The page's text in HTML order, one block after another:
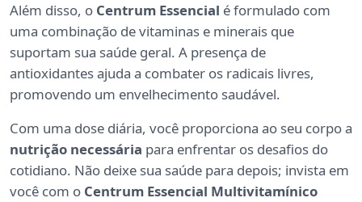
Além disso, o Centrum Essencial é formulado com
uma combinação de vitaminas e minerais que
suportam sua saúde geral. A presença de
antioxidantes ajuda a combater os radicais livres,
promovendo um envelhecimento saudável.
Com uma dose diária, você proporciona ao seu corpo a
nutrição necessária para enfrentar os desafios do
cotidiano. Não deixe sua saúde para depois; invista em
você com o Centrum Essencial Multivitamínico